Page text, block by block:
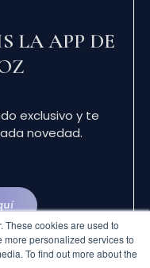
These cookies are used to
personalized services to
To find out more about the
LA APP DE
exclusivo y te
novedad.